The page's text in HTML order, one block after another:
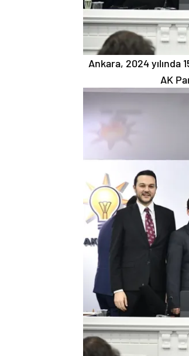
Ankara, 2024
AK